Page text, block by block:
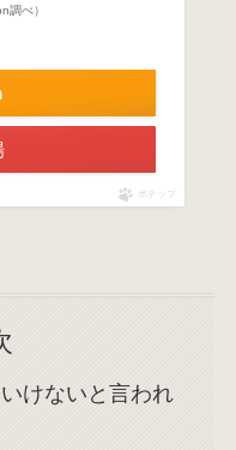
調べ）
ポチップ
けないと言われ